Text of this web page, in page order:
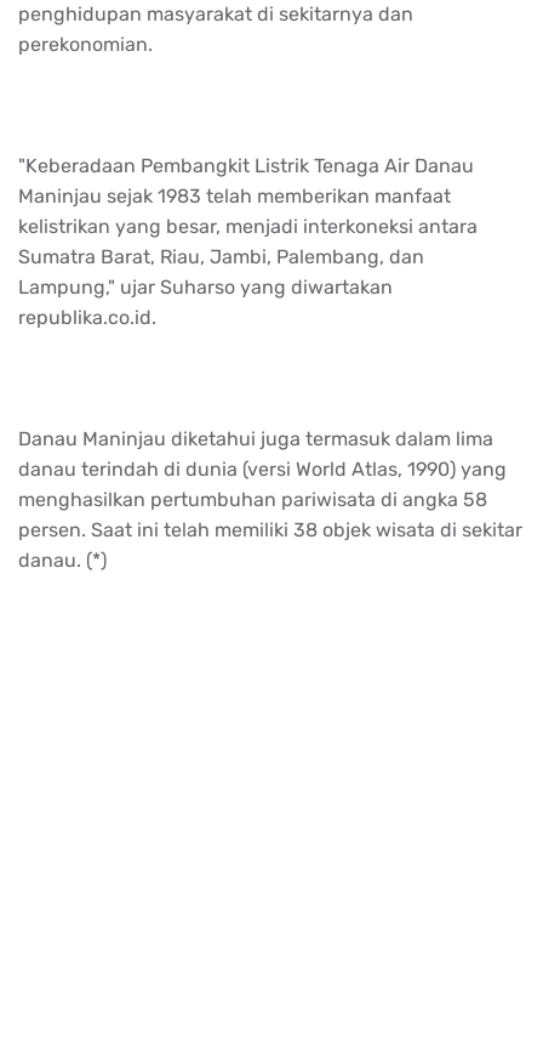
penghidupan masyarakat di sekitarnya dan
perekonomian.
"Keberadaan Pembangkit Listrik Tenaga Air Danau
Maninjau sejak 1983 telah memberikan manfaat
kelistrikan yang besar, menjadi interkoneksi antara
Sumatra Barat, Riau, Jambi, Palembang, dan
Lampung," ujar Suharso yang diwartakan
republika.co.id.
Danau Maninjau diketahui juga termasuk dalam lima
danau terindah di dunia (versi World Atlas, 1990) yang
menghasilkan pertumbuhan pariwisata di angka 58
persen. Saat ini telah memiliki 38 objek wisata di sekitar
danau. (*)